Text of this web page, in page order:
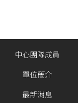
中心團隊成員
單位簡介
最新消息